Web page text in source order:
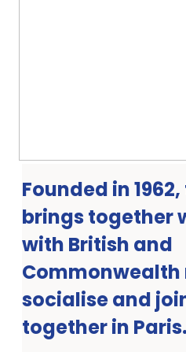
Founded in
brings together
with British and
Commonwealth
socialise and
together in Paris.